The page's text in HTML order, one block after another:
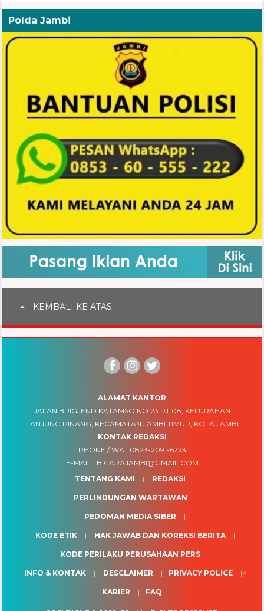
Polda Jambi
KEMBALI KE ATAS
ALAMAT KANTOR
JALAN BRIGJEND KATAMSO NO.23 RT.08, KELURAHAN
TANJUNG PINANG, KECAMATAN JAMBI TIMUR, KOTA JAMBI
KONTAK REDAKSI
PHONE / WA : 0823-2091-6723
E-MAIL : BICARAJAMBI@GMAIL.COM
TENTANG KAMI
REDAKSI
PERLINDUNGAN WARTAWAN
PEDOMAN MEDIA SIBER
KODE ETIK HAK JAWAB DAN KOREKSI BERITA
KODE PERILAKU PERUSAHAAN PERS
INFO & KONTAK DESCLAIMER PRIVACY POLICE <
KARIER FAQ